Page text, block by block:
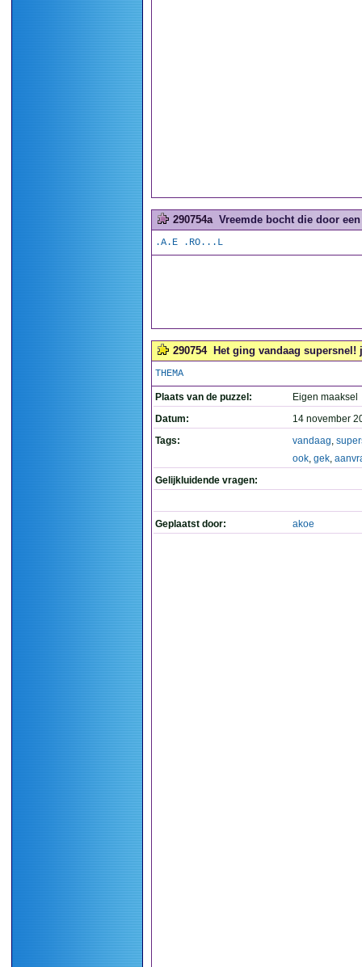
290754a Vreemde bocht die door
.A.E .RO...L
290754 Het ging vandaag supersnel!
THEMA
Plaats van de puzzel:
Eigen maaksel
Datum:
14 november
Tags:
vandaag,
ook, gek,
Gelijkluidende vragen:
Geplaatst door: akoe